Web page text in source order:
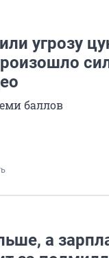
угрозу
баллов
а